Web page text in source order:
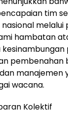
tim
melalui
hambatan
pembenahan
manajemen
wacana.
Kolektif